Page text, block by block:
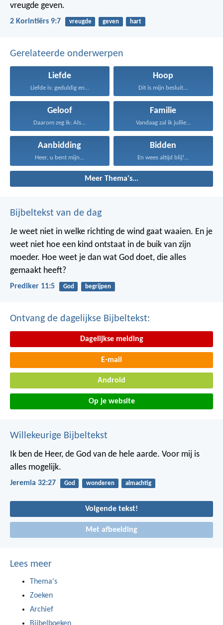
vreugde geven.
2 Korintiërs 9:7 vreugde geven hart
Gerelateerde onderwerpen
Liefde
Liefde is: geduldig en...
Hoop
Dit is mijn besluit...
Geloof
Daarom zeg ik: Als...
Familie
Vandaag zal ik jullie...
Aanbidding
Heer, u bent mijn...
Bidden
En wees altijd blij!...
Meer Thema's...
Bijbeltekst van de dag
Je weet niet in welke richting de wind gaat waaien. En je
weet niet hoe een kind ontstaat in de buik van zijn
moeder. Hoe weet je dan wat God doet, die alles
gemaakt heeft?
Prediker 11:5 God begrijpen
Ontvang de dagelijkse Bijbeltekst:
Dagelijkse melding
E-mail
Android
Op je website
Willekeurige Bijbeltekst
Ik ben de Heer, de God van de hele aarde. Voor mij is
alles mogelijk.
Jeremia 32:27 God wonderen almachtig
Volgende tekst!
Met afbeelding
Lees meer
Thema's
Zoeken
Archief